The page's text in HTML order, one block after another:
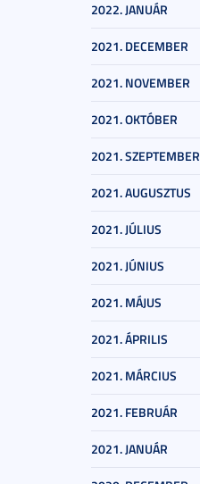
2022. JANUÁR
2021. DECEMBER
2021. NOVEMBER
2021. OKTÓBER
2021. SZEPTEMBER
2021. AUGUSZTUS
2021. JÚLIUS
2021. JÚNIUS
2021. MÁJUS
2021. ÁPRILIS
2021. MÁRCIUS
2021. FEBRUÁR
2021. JANUÁR